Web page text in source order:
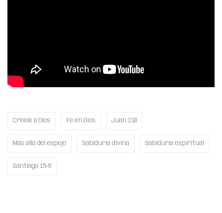
Créele a Dios Fe en Dios Juan 3:18
Más allá del espejo Sabiduría divina Sabiduría espiritual
Santiago 1:5-6